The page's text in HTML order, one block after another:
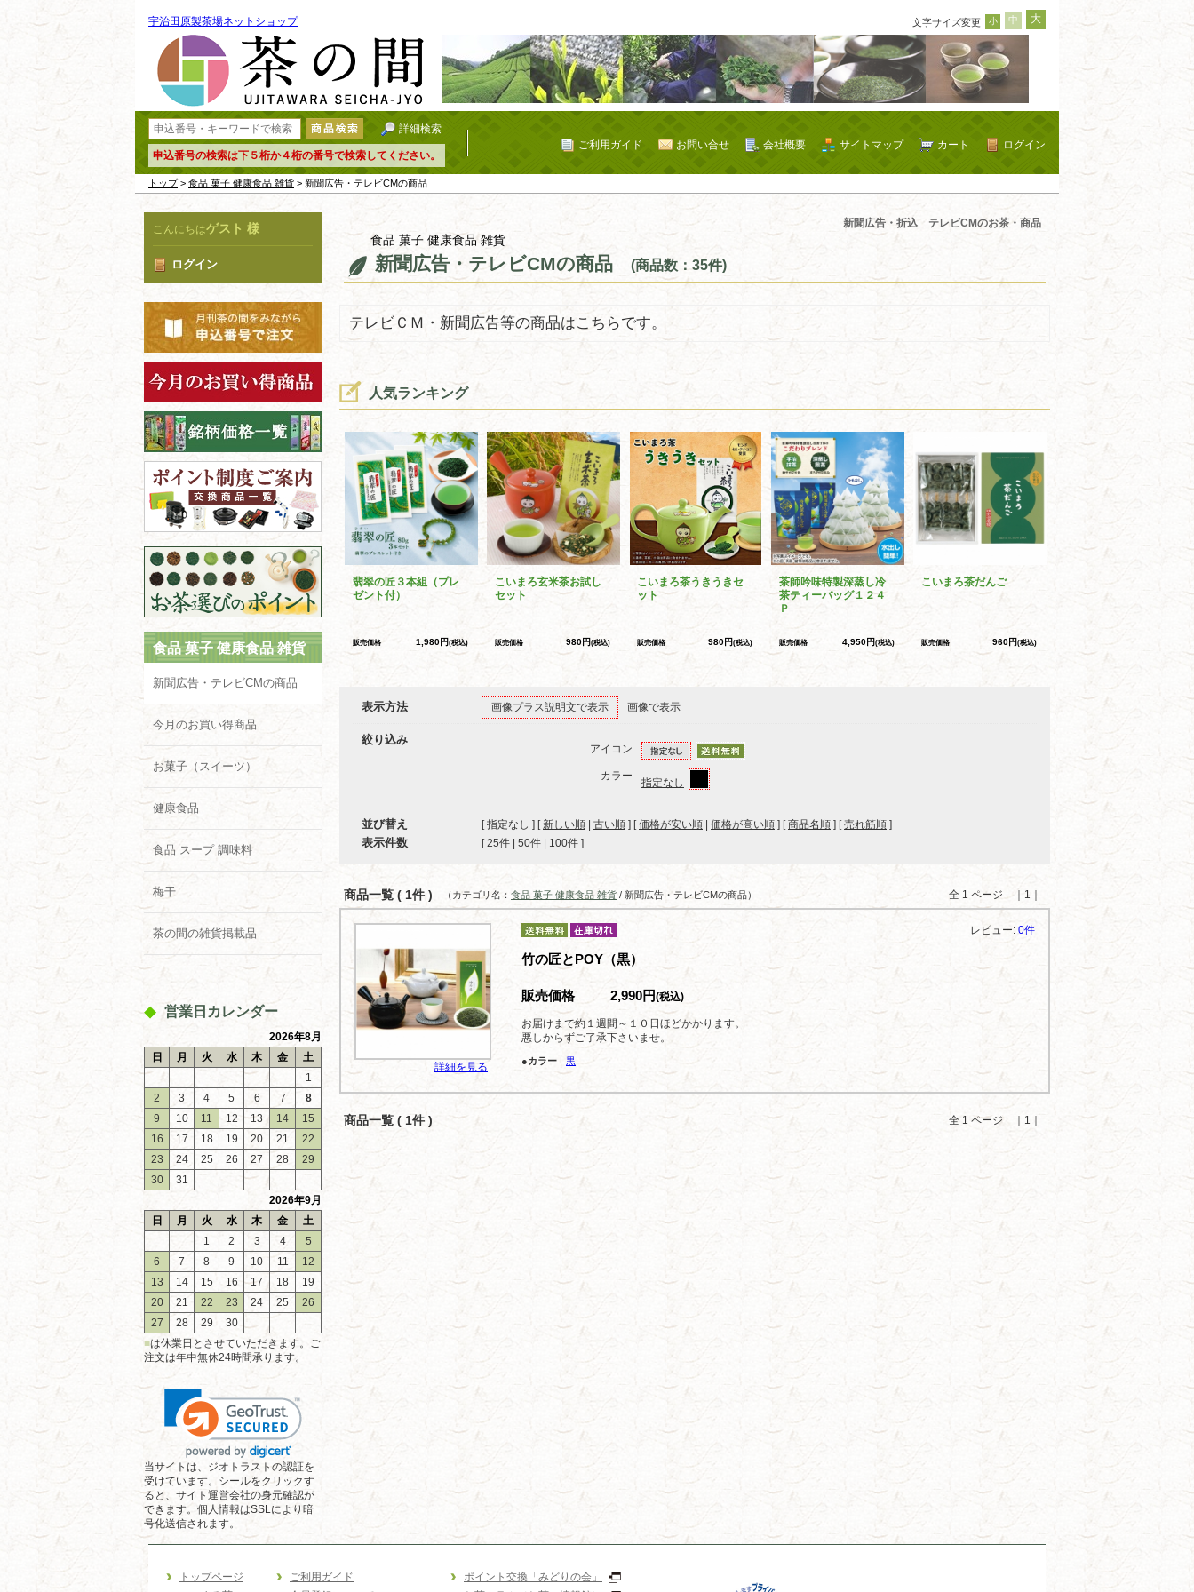
宇治田原製茶場ネットショップ 文字サイズ変更 小 中 大
詳細検索
申込番号の検索は下５桁か４桁の番号で検索してください。
ログイン
カート
サイトマップ
会社概要
お問い合せ
ご利用ガイド
トップ> 食品 菓子 健康食品 雑貨 > 新聞広告・テレビCMの商品
こんにちはゲスト 様
ログイン
食品 菓子 健康食品 雑貨
新聞広告・テレビCMの商品
今月のお買い得商品
お菓子（スイーツ）
健康食品
食品 スープ 調味料
梅干
茶の間の雑貨掲載品
営業日カレンダー
2026年8月
日
月 火 水 木 金
土
1
2
3 4 5 6 7
8
9
10 11 12 13 14
15
16
17 18 19 20 21
22
23
24 25 26 27 28
29
30
31
2026年9月
日
月 火 水 木 金
土
1
2 3 4
5
6
7 8 9 10 11
12
13
14 15 16 17 18
19
20
21 22 23 24 25
26
27
28 29
30
■は休業日とさせていただきます。ご
注文は年中無休24時間承ります。
当サイトは、ジオトラストの認証を
受けています。シールをクリックす
ると、サイト運営会社の身元確認が
できます。個人情報はSSLにより暗
号化送信されます。
新聞広告・折込 テレビCMのお茶・商品
食品 菓子 健康食品 雑貨
新聞広告・テレビCMの商品 (商品数：35件)
テレビＣＭ・新聞広告等の商品はこちらです。
人気ランキング
翡翠の匠３本組（プレ
ゼント付）
販売価格 1,980円(税込)
こいまろ玄米茶お試し
セット
販売価格 980円(税込)
こいまろ茶うきうきセ
ット
販売価格 980円(税込)
茶師吟味特製深蒸し冷
茶ティーバッグ１２４
Ｐ
販売価格 4,950円(税込)
こいまろ茶だんご
販売価格 960円(税込)
表示方法 画像プラス説明文で表示 画像で表示
絞り込み
アイコン
カラー
指定なし
並び替え [ 指定なし ] [ 新しい順 古い順 ] [価格が安い順 価格が高い順 ] [商品名順 ] [売れ筋順 ]
表示件数 [ 25件 50件 100件 ]
商品一覧 ( 1件 ) 全 1 ページ ｜1｜
（カテゴリ名： 食品 菓子 健康食品 雑貨 / 新聞広告・テレビCMの商品）
詳細を見る
レビュー: 0件
竹の匠とPOY（黒）
販売価格 2,990円(税込)
お届けまで約１週間～１０日ほどかかります。
悪しからずご了承下さいませ。
●カラー 黒
商品一覧 ( 1件 ) 全 1 ページ ｜1｜
トップページ
ご利用ガイド
ポイント交換「みどりの会」